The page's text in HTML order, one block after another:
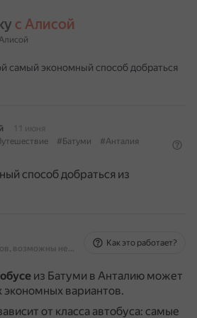
с Алисой
самый экономный способ добраться
11 июня
#Батуми
#Анталия
способ добраться из
На основе источников, возможны неточности
Как это работает?
из Батуми в Анталию может
вариантов.
от класса автобуса: самые